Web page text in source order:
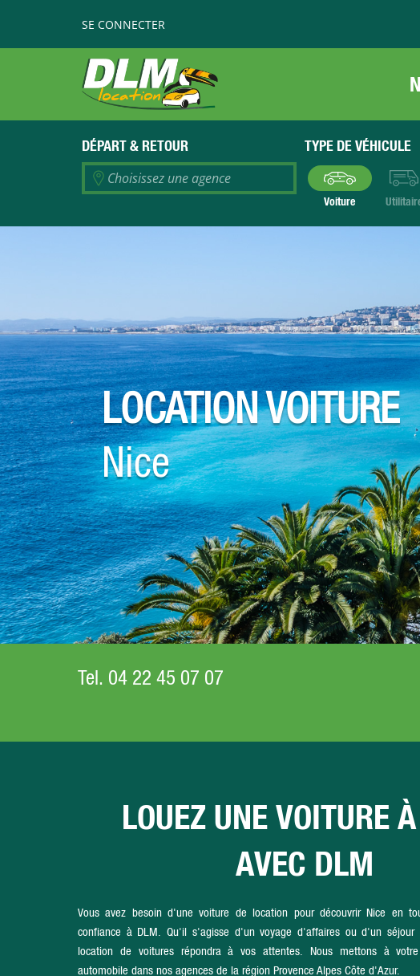
SE CONNECTER
DÉPART& RETOUR
Choisissez une agence
TYPE DE VÉHICULE
Voiture
LOCATION VOITURE
Nice
Tel. 04 22 45 07 07
LOUEZ UNE VOITURE
AVEC DLM
Vous avez besoin d'une voiture de location pour découvrir Nice en
confiance à DLM. Qu'il s'agisse d'un voyage d'affaires ou d'un séjour
location de voitures répondra à vos attentes. Nous mettons à
automobile dans nos agences de la région Provence Alpes Côte d'Azur.